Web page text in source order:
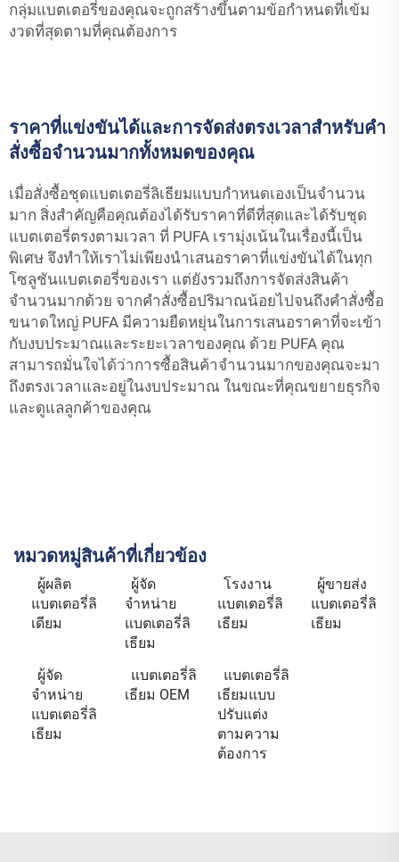
กลุ่มแบตเตอรี่ของคุณจะถูกสร้างขึ้นตามข้อกำหนดที่เข้ม
งวดที่สุดตามที่คุณต้องการ
ราคาที่แข่งขันได้และการจัดส่งตรงเวลาสำหรับคำ
สั่งซื้อจำนวนมากทั้งหมดของคุณ
เมื่อสั่งซื้อชุดแบตเตอรี่ลิเธียมแบบกำหนดเองเป็นจำนวน
มาก สิ่งสำคัญคือคุณต้องได้รับราคาที่ดีที่สุดและได้รับชุด
แบตเตอรี่ตรงตามเวลา ที่ PUFA เรามุ่งเน้นในเรื่องนี้เป็น
พิเศษ จึงทำให้เราไม่เพียงนำเสนอราคาที่แข่งขันได้ในทุก
โซลูชันแบตเตอรี่ของเรา แต่ยังรวมถึงการจัดส่งสินค้า
จำนวนมากด้วย จากคำสั่งซื้อปริมาณน้อยไปจนถึงคำสั่งซื้อ
ขนาดใหญ่ PUFA มีความยืดหยุ่นในการเสนอราคาที่จะเข้า
กับงบประมาณและระยะเวลาของคุณ ด้วย PUFA คุณ
สามารถมั่นใจได้ว่าการซื้อสินค้าจำนวนมากของคุณจะมา
ถึงตรงเวลาและอยู่ในงบประมาณ ในขณะที่คุณขยายธุรกิจ
และดูแลลูกค้าของคุณ
หมวดหมู่สินค้าที่เกี่ยวข้อง
ผู้ผลิต
แบตเตอรี่ลิ
เดียม
ผู้จัด
จำหน่าย
แบตเตอรี่ลิ
เธียม
โรงงาน
แบตเตอรี่ลิ
เธียม
ผู้ขายส่ง
แบตเตอรี่ลิ
เธียม
ผู้จัด
จำหน่าย
แบตเตอรี่ลิ
เธียม
แบตเตอรี่ลิ
เธียม OEM
แบตเตอรี่ลิ
เธียมแบบ
ปรับแต่ง
ตามความ
ต้องการ